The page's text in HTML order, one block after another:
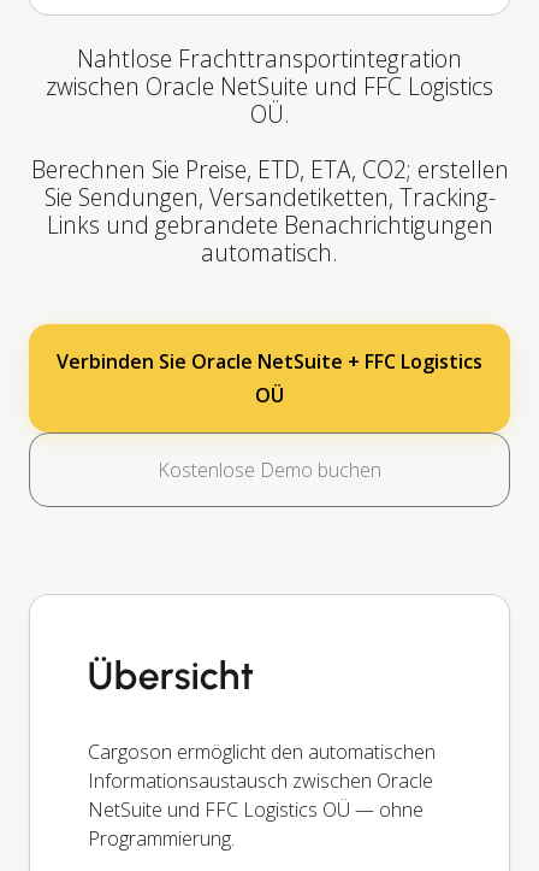
Nahtlose Frachttransportintegration
zwischen Oracle NetSuite und FFC Logistics
OÜ.
Berechnen Sie Preise, ETD, ETA, CO2; erstellen
Sie Sendungen, Versandetiketten, Tracking-
Links und gebrandete Benachrichtigungen
automatisch.
Verbinden Sie Oracle NetSuite + FFC Logistics
OÜ
Kostenlose Demo buchen
Übersicht
Cargoson ermöglicht den automatischen
Informationsaustausch zwischen Oracle
NetSuite und FFC Logistics OÜ — ohne
Programmierung.